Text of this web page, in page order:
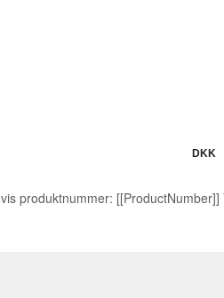
vis produktnummer: